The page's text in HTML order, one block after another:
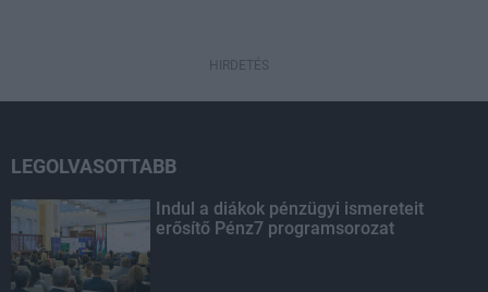
HIRDETÉS
LEGOLVASOTTABB
Indul a diákok pénzügyi ismereteit
erősítő Pénz7 programsorozat